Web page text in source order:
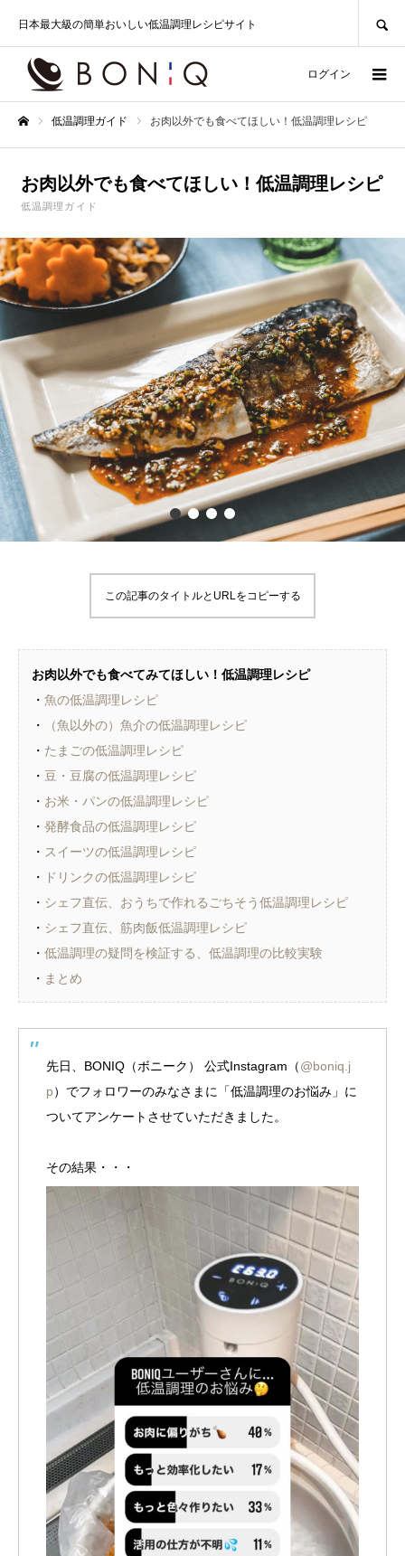
日本最大級の簡単おいしい低温調理レシピサイト
ログイン
低温調理ガイド お肉以外でも食べてほしい！低温調理レシピ
お肉以外でも食べてほしい！低温調理レシピ
低温調理ガイド
この記事のタイトルとURLをコピーする
お肉以外でも食べてみてほしい！低温調理レシピ
・ 魚の低温調理レシピ
・
（魚以外の）魚介の低温調理レシピ
・ たまごの低温調理レシピ
・ 豆・豆腐の低温調理レシピ
・ お米・パンの低温調理レシピ
・ 発酵食品の低温調理レシピ
・ スイーツの低温調理レシピ
・
ドリンクの低温調理レシピ
・ シェフ直伝、おうちで作れるごちそう低温調理レシピ
・ シェフ直伝、筋肉飯低温調理レシピ
・ 低温調理の疑問を検証する、低温調理の比較実験
・ まとめ
先日、BONIQ（ボニーク） 公式Instagram（@boniq.j
p）でフォロワーのみなさまに「低温調理のお悩み」に
ついてアンケートさせていただきました。
その結果・・・